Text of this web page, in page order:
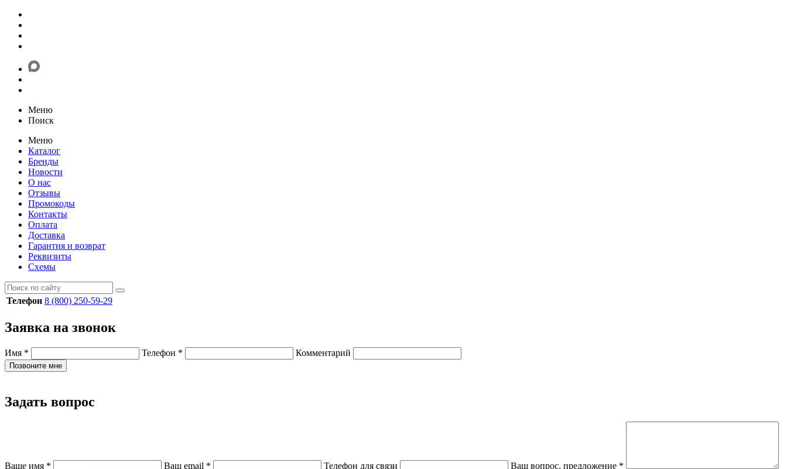
Меню
Поиск
Меню
Каталог
Бренды
Новости
О нас
Отзывы
Промокоды
Контакты
Оплата
Доставка
Гарантия и возврат
Реквизиты
Схемы
Телефон 8 (800) 250-59-29
Заявка на звонок
Имя * Телефон * Комментарий
Позвоните мне
Задать вопрос
Ваше имя * Ваш email * Телефон для связи Ваш вопрос, предложение *